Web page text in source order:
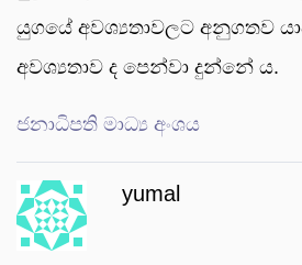
යුගයේ අවශ්‍යතාවලට අනුගතව
අවශ්‍යතාව ද පෙන්වා දුන්නේ ය.
ජනාධිපති මාධ්‍ය අංශය
yumal